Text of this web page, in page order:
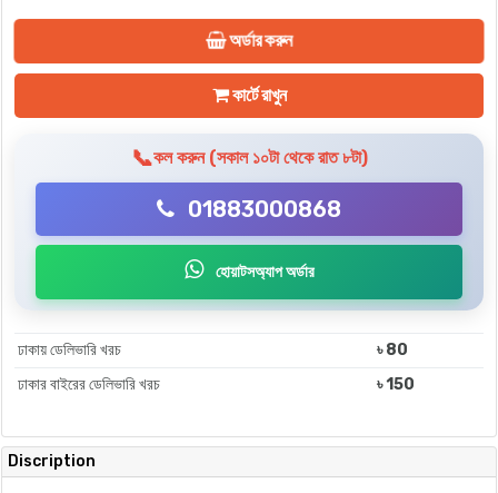
অর্ডার করুন
কার্টে রাখুন
📞কল করুন (সকাল ১০টা থেকে রাত ৮টা)
01883000868
হোয়াটসঅ্যাপ অর্ডার
ঢাকায় ডেলিভারি খরচ
৳ 80
ঢাকার বাইরের ডেলিভারি খরচ
৳ 150
Discription